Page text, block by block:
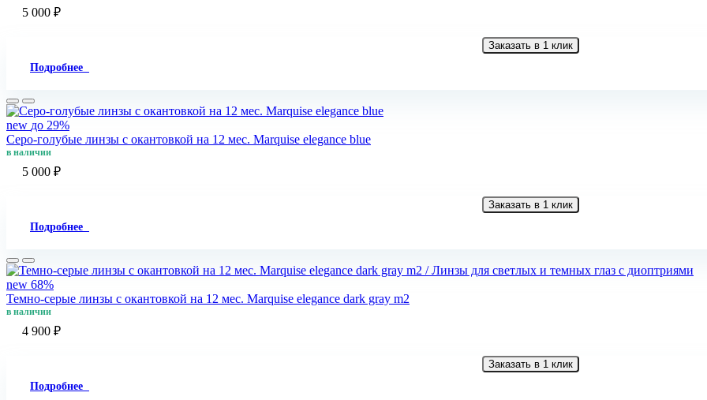
5 000 ₽
Заказать в 1 клик
Подробнее
new до 29%
Серо-голубые линзы c окантовкой на 12 мес. Marquise elegance blue
в наличии
5 000 ₽
Заказать в 1 клик
Подробнее
new 68%
Темно-серые линзы c окантовкой на 12 мес. Marquise elegance dark gray m2
в наличии
4 900 ₽
Заказать в 1 клик
Подробнее